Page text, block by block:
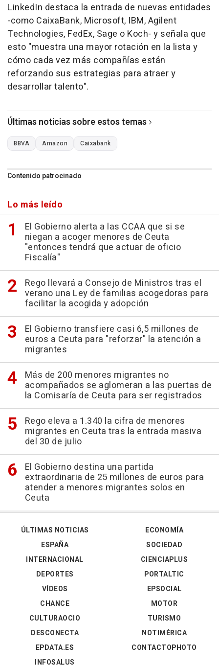
LinkedIn destaca la entrada de nuevas entidades
-como CaixaBank, Microsoft, IBM, Agilent
Technologies, FedEx, Sage o Koch- y señala que
esto "muestra una mayor rotación en la lista y
cómo cada vez más compañías están
reforzando sus estrategias para atraer y
desarrollar talento".
Últimas noticias sobre estos temas
BBVA Amazon Caixabank
Contenido patrocinado
Lo más leído
El Gobierno alerta a las CCAA que si se
niegan a acoger menores de Ceuta
"entonces tendrá que actuar de oficio
Fiscalía"
Rego llevará a Consejo de Ministros tras el
verano una Ley de familias acogedoras para
facilitar la acogida y adopción
El Gobierno transfiere casi 6,5 millones de
euros a Ceuta para "reforzar" la atención a
migrantes
Más de 200 menores migrantes no
acompañados se aglomeran a las puertas de
la Comisaría de Ceuta para ser registrados
Rego eleva a 1.340 la cifra de menores
migrantes en Ceuta tras la entrada masiva
del 30 de julio
El Gobierno destina una partida
extraordinaria de 25 millones de euros para
atender a menores migrantes solos en
Ceuta
ÚLTIMAS NOTICIAS
ESPAÑA
INTERNACIONAL
DEPORTES
VÍDEOS
ECONOMÍA
SOCIEDAD
CIENCIAPLUS
PORTALTIC
EPSOCIAL
CHANCE
CULTURAOCIO
DESCONECTA
EPDATA.ES
INFOSALUS
MOTOR
TURISMO
NOTIMÉRICA
CONTACTOPHOTO